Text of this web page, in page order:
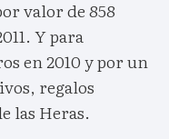
valor de 858
Y para
en 2010 y por un
regalos
las Heras.